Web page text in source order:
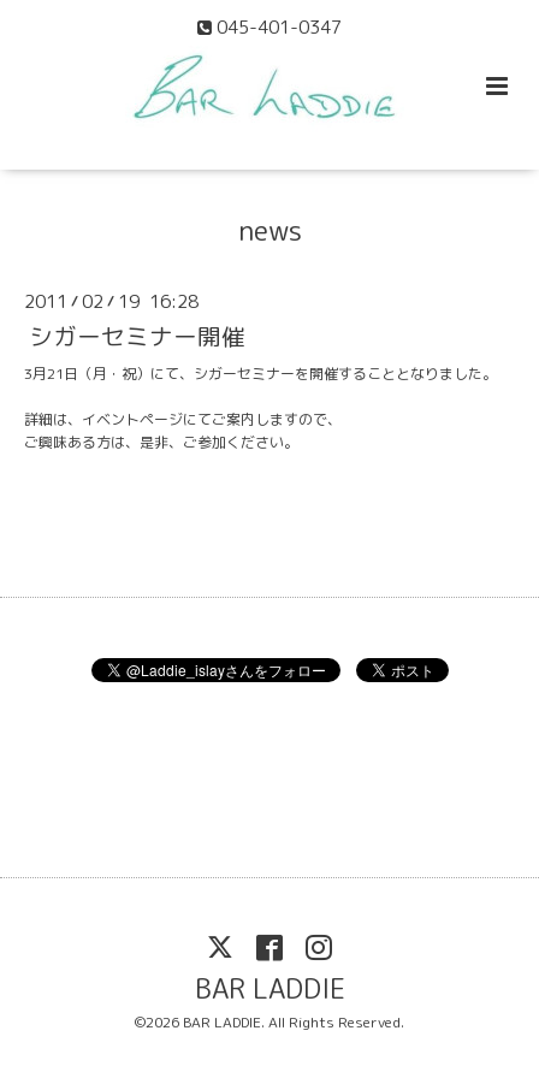
045-401-0347
news
2011 /02 / 19 16:28
シガーセミナー開催
3月21日（月・祝）にて、シガーセミナーを開催することとなりました。
詳細は、 イベントページにてご案内しますので、
ご興味ある方は、是非、ご参加ください。
BAR LADDIE
©2026 BAR LADDIE. All Rights Reserved.